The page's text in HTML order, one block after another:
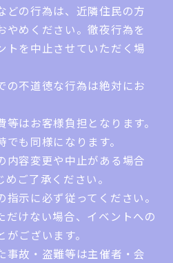
の行為は、近隣住民の方
やめください。徹夜行為を
トを中止させていただく場
不道徳な行為は絶対にお
はお客様負担となります。
も同様になります。
容変更や中止がある場合
ご了承ください。
示に必ず従ってください。
だけない場合、イベントへの
ございます。
故・盗難等は主催者・会